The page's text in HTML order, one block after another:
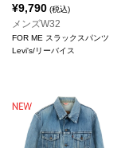
¥9,790 (税込)
メンズW32
FOR ME スラックスパンツ
Levi's/リーバイス